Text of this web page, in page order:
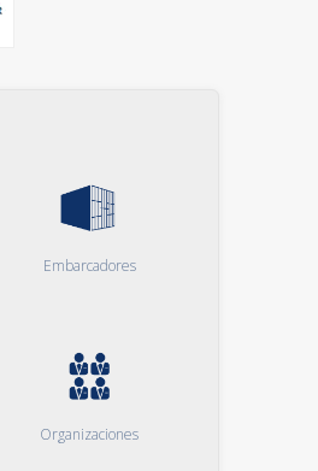
Embarcadores
Organizaciones